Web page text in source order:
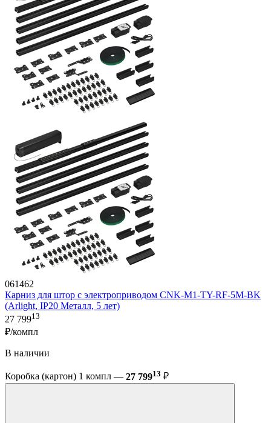
061462
Карниз для штор с электроприводом CNK-M1-TY-RF-5M-BK
(Arlight, IP20 Металл, 5 лет)
27 79913
₽/компл
В наличии
Коробка (картон) 1 компл — 27 79913 ₽